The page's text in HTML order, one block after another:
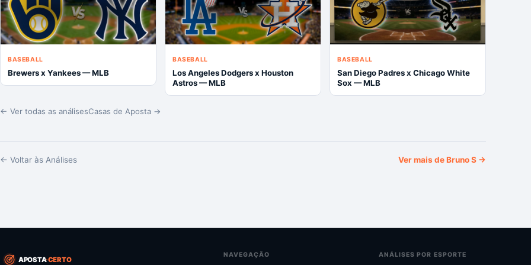
BASEBALL
Brewers x Yankees — MLB
BASEBALL
Los Angeles Dodgers x Houston
Astros — MLB
BASEBALL
San Diego Padres x Chicago White
Sox — MLB
← Ver todas as análisesCasas de Aposta →
← Voltar às Análises Ver mais deBruno S →
APOSTACERTO
NAVEGAÇÃO ANÁLISES POR ESPORTE